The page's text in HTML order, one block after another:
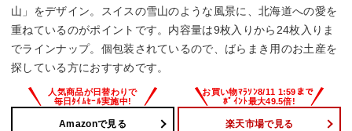
山」をデザイン。スイスの雪山のような風景に、北海道への愛を
重ねているのがポイントです。内容量は9枚入りから24枚入りま
でラインナップ。個包装されているので、ばらまき用のお土産を
探している方におすすめです。
Amazonで見る 楽天市場で見る